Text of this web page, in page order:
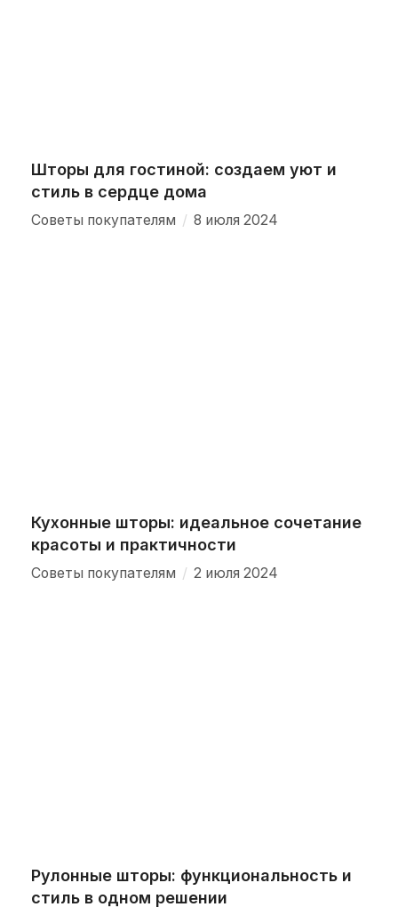
Шторы для гостиной: создаем уют и
стиль в сердце дома
Советы покупателям / 8 июля 2024
Кухонные шторы: идеальное сочетание
красоты и практичности
Советы покупателям / 2 июля 2024
Рулонные шторы: функциональность и
стиль в одном решении